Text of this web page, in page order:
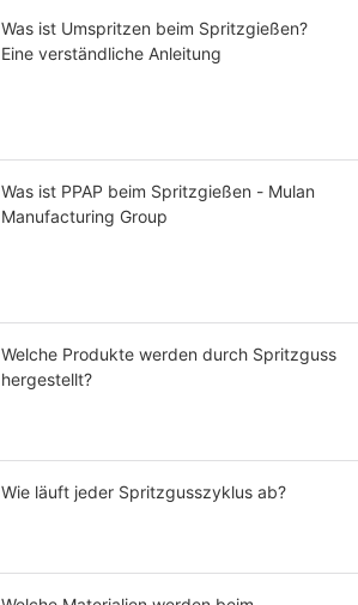
Was ist Umspritzen beim Spritzgießen?
Eine verständliche Anleitung
Was ist PPAP beim Spritzgießen - Mulan
Manufacturing Group
Welche Produkte werden durch Spritzguss
hergestellt?
Wie läuft jeder Spritzgusszyklus ab?